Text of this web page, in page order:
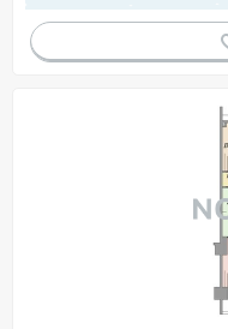
対面キッチン
温水洗浄便座
エレベーター